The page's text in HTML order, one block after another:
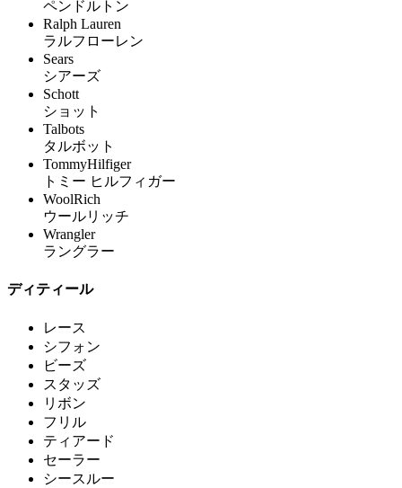
ペンドルトン
Ralph Lauren
ラルフローレン
Sears
シアーズ
Schott
ショット
Talbots
タルボット
TommyHilfiger
トミー ヒルフィガー
WoolRich
ウールリッチ
Wrangler
ラングラー
ディティール
レース
シフォン
ビーズ
スタッズ
リボン
フリル
ティアード
セーラー
シースルー